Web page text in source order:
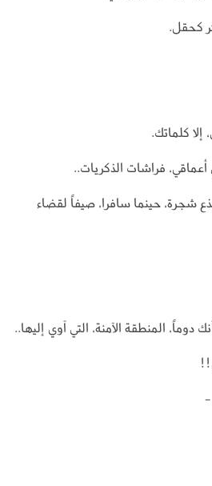
كحقل.
إلا كلماتك.
أعماقي، فراشات الذكريات..
شجرة، حينما سافرا، صيفاً لقضاء
المنطقة الآمنة، التي آوي إليها..